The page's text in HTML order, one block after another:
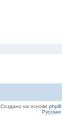
Создано на основе